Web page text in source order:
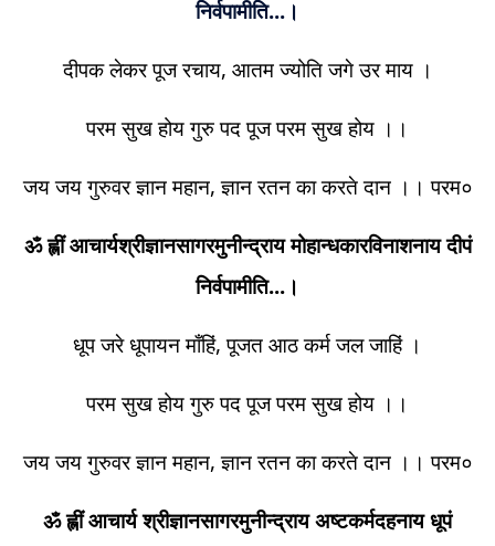
निर्वपामीति...।
दीपक लेकर पूज रचाय, आतम ज्योति जगे उर माय ।
परम सुख होय गुरु पद पूज परम सुख होय ।।
जय जय गुरुवर ज्ञान महान, ज्ञान रतन का करते दान ।। परम०
ॐ ह्लीं आचार्यश्रीज्ञानसागरमुनीन्द्राय मोहान्धकारविनाशनाय दीपं
निर्वपामीति...।
धूप जरे धूपायन माँहिं, पूजत आठ कर्म जल जाहिं ।
परम सुख होय गुरु पद पूज परम सुख होय ।।
जय जय गुरुवर ज्ञान महान, ज्ञान रतन का करते दान ।। परम०
ॐ ह्लीं आचार्य श्रीज्ञानसागरमुनीन्द्राय अष्टकर्मदहनाय धूपं